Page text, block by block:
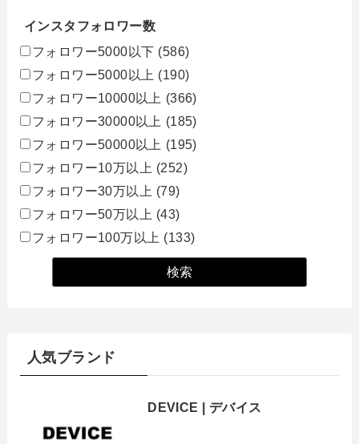
インスタフォロワー数
フォロワー5000以下 (586)
フォロワー5000以上 (190)
フォロワー10000以上 (366)
フォロワー30000以上 (185)
フォロワー50000以上 (195)
フォロワー10万以上 (252)
フォロワー30万以上 (79)
フォロワー50万以上 (43)
フォロワー100万以上 (133)
人気ブランド
DEVICE | デバイス